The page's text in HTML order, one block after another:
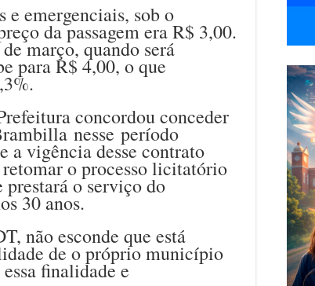
e emergenciais, sob o
da passagem era R$ 3,00.
março, quando será
para R$ 4,00, o que
concordou conceder
nesse período
a vigência desse contrato
o processo licitatório
o serviço do
30 anos.
não esconde que está
de o próprio município
finalidade e